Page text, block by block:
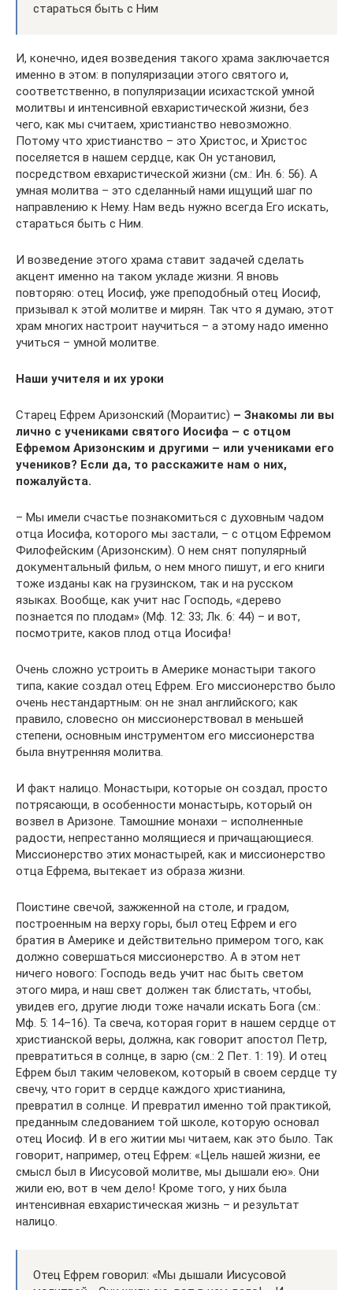
стараться быть с Ним
И, конечно, идея возведения такого храма заключается
именно в этом: в популяризации этого святого и,
соответственно, в популяризации исихастской умной
молитвы и интенсивной евхаристической жизни, без
чего, как мы считаем, христианство невозможно.
Потому что христианство – это Христос, и Христос
поселяется в нашем сердце, как Он установил,
посредством евхаристической жизни (см.: Ин. 6: 56). А
умная молитва – это сделанный нами ищущий шаг по
направлению к Нему. Нам ведь нужно всегда Его искать,
стараться быть с Ним.
И возведение этого храма ставит задачей сделать
акцент именно на таком укладе жизни. Я вновь
повторяю: отец Иосиф, уже преподобный отец Иосиф,
призывал к этой молитве и мирян. Так что я думаю, этот
храм многих настроит научиться – а этому надо именно
учиться – умной молитве.
Наши учителя и их уроки
Старец Ефрем Аризонский (Мораитис) – Знакомы ли вы
лично с учениками святого Иосифа – с отцом
Ефремом Аризонским и другими – или учениками его
учеников? Если да, то расскажите нам о них,
пожалуйста.
– Мы имели счастье познакомиться с духовным чадом
отца Иосифа, которого мы застали, – с отцом Ефремом
Филофейским (Аризонским). О нем снят популярный
документальный фильм, о нем много пишут, и его книги
тоже изданы как на грузинском, так и на русском
языках. Вообще, как учит нас Господь, «дерево
познается по плодам» (Мф. 12: 33; Лк. 6: 44) – и вот,
посмотрите, каков плод отца Иосифа!
Очень сложно устроить в Америке монастыри такого
типа, какие создал отец Ефрем. Его миссионерство было
очень нестандартным: он не знал английского; как
правило, словесно он миссионерствовал в меньшей
степени, основным инструментом его миссионерства
была внутренняя молитва.
И факт налицо. Монастыри, которые он создал, просто
потрясающи, в особенности монастырь, который он
возвел в Аризоне. Тамошние монахи – исполненные
радости, непрестанно молящиеся и причащающиеся.
Миссионерство этих монастырей, как и миссионерство
отца Ефрема, вытекает из образа жизни.
Поистине свечой, зажженной на столе, и градом,
построенным на верху горы, был отец Ефрем и его
братия в Америке и действительно примером того, как
должно совершаться миссионерство. А в этом нет
ничего нового: Господь ведь учит нас быть светом
этого мира, и наш свет должен так блистать, чтобы,
увидев его, другие люди тоже начали искать Бога (см.:
Мф. 5: 14–16). Та свеча, которая горит в нашем сердце от
христианской веры, должна, как говорит апостол Петр,
превратиться в солнце, в зарю (см.: 2 Пет. 1: 19). И отец
Ефрем был таким человеком, который в своем сердце ту
свечу, что горит в сердце каждого христианина,
превратил в солнце. И превратил именно той практикой,
преданным следованием той школе, которую основал
отец Иосиф. И в его житии мы читаем, как это было. Так
говорит, например, отец Ефрем: «Цель нашей жизни, ее
смысл был в Иисусовой молитве, мы дышали ею». Они
жили ею, вот в чем дело! Кроме того, у них была
интенсивная евхаристическая жизнь – и результат
налицо.
Отец Ефрем говорил: «Мы дышали Иисусовой